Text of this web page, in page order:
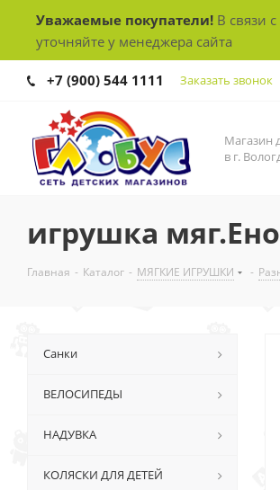
Уважаемые покупатели! В связи
уточняйте у менеджера сайта
+7 (900) 544 1111 Заказать звонок
Магазин
в г.
игрушка
Главная - Каталог - МЯГКИЕ ИГРУШКИ -
Санки
ВЕЛОСИПЕДЫ
НАДУВКА
КОЛЯСКИ ДЛЯ ДЕТЕЙ